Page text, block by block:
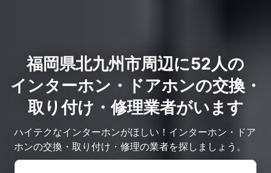
福岡県北九州市周辺に52人の
インターホン・ドアホンの交換・
取り付け・修理業者がいます
ハイテクなインターホンがほしい！インターホン・ドア
ホンの交換・取り付け・修理の業者を探しましょう。